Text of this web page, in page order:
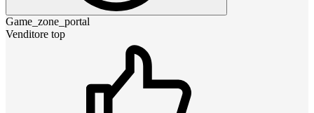
Game_zone_portal
Venditore top